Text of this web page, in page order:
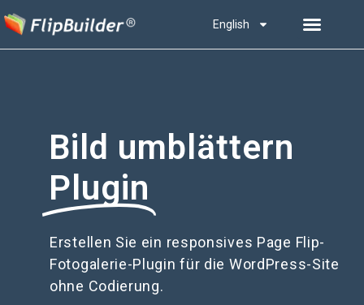
English
Bild umblättern
Plugin
Erstellen Sie ein responsives Page Flip-
Fotogalerie-Plugin für die WordPress-Site
ohne Codierung.